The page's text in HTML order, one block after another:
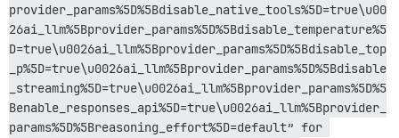
provider_params%5D%5Bdisable_native_tools%5D=true\u00
26ai_llm%5Bprovider_params%5D%5Bdisable_temperature%5
D=true\u0026ai_llm%5Bprovider_params%5D%5Bdisable_top
_p%5D=true\u0026ai_llm%5Bprovider_params%5D%5Bdisable
_streaming%5D=true\u0026ai_llm%5Bprovider_params%5D%5
Benable_responses_api%5D=true\u0026ai_llm%5Bprovider_
params%5D%5Breasoning_effort%5D=default” for